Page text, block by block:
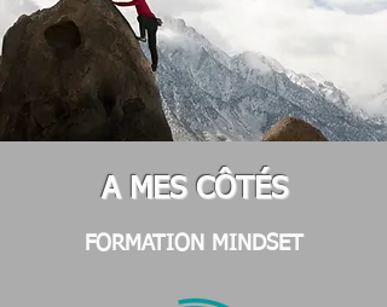
A MES CÔTÉS
FORMATION MINDSET